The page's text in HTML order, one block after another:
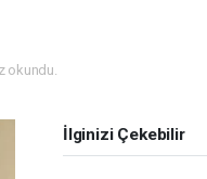
okundu.
İlginizi Çekebilir